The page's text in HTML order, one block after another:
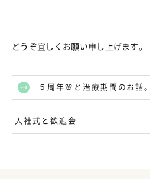
どうぞ宜しくお願い申し上げます。
５周年🌸と治療期間のお話。
入社式と歓迎会